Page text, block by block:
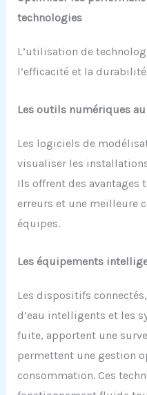
technologies
L’utilisation de
l’efficacité et la
Les outils numériques
Les logiciels de
visualiser les
Ils offrent des avantages
erreurs et une meilleure
équipes.
Les équipements
Les dispositifs
d’eau intelligents et les
fuite, apportent une
permettent une gestion
consommation. Ces